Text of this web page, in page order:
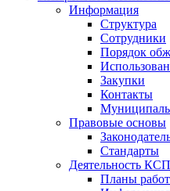
Информация
Структура
Сотрудники
Порядок
Закупки
Контакты
Правовые основы
Стандарты
Деятельность КСП
Планы